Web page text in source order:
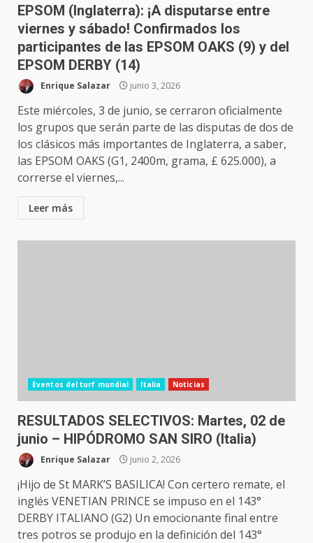
EPSOM (Inglaterra): ¡A disputarse entre
viernes y sábado! Confirmados los
participantes de las EPSOM OAKS (9) y del
EPSOM DERBY (14)
Enrique Salazar junio 3, 2026
Este miércoles, 3 de junio, se cerraron oficialmente
los grupos que serán parte de las disputas de dos de
los clásicos más importantes de Inglaterra, a saber,
las EPSOM OAKS (G1, 2400m, grama, £ 625.000), a
correrse el viernes,...
Leer más
Eventos del turf mundial Italia Noticias
RESULTADOS SELECTIVOS: Martes, 02 de
junio – HIPÓDROMO SAN SIRO (Italia)
Enrique Salazar junio 2, 2026
¡Hijo de St MARK’S BASILICA! Con certero remate, el
inglés VENETIAN PRINCE se impuso en el 143°
DERBY ITALIANO (G2) Un emocionante final entre
tres potros se produjo en la definición del 143°